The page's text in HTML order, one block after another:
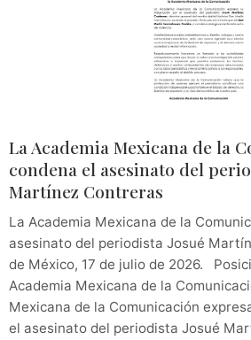
La Academia Mexicana de la
condena el asesinato del
Martínez Contreras
La Academia Mexicana de la
asesinato del periodista Josué
de México, 17 de julio de 2026.
Academia Mexicana de la
Mexicana de la Comunicación
el asesinato del periodista Josué